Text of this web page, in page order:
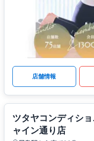
店舗情報
ツタヤコンディシ
ャイン通り店